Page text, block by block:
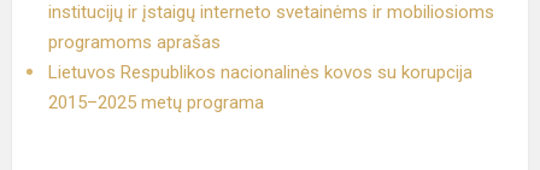
institucijų ir įstaigų interneto svetainėms ir mobiliosioms
programoms aprašas
Lietuvos Respublikos nacionalinės kovos su korupcija
2015–2025 metų programa